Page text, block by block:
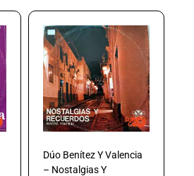
Dúo Benítez Y Valencia
– Nostalgias Y